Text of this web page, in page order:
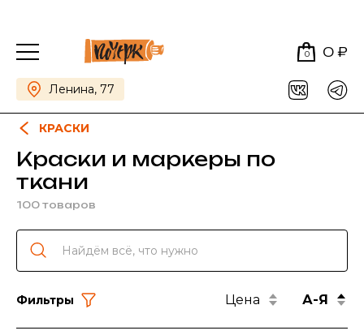
0 0 ₽
Ленина, 77
КРАСКИ
Краски и маркеры по
ткани
100 товаров
Фильтры Цена А-Я